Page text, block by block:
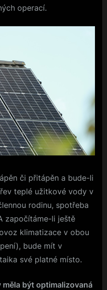
operací.
či přitápěn a bude-li
teplé užitkové vody v
rodinu, spotřeba
započítáme-li ještě
klimatizace v obou
bude mít v
své platné místo.
měla být optimalizovaná